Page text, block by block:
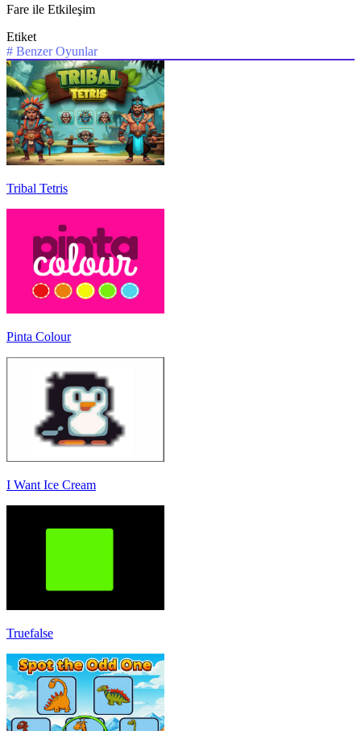
Fare ile Etkileşim
Etiket
# Benzer Oyunlar
Tribal Tetris
Pinta Colour
I Want Ice Cream
Truefalse